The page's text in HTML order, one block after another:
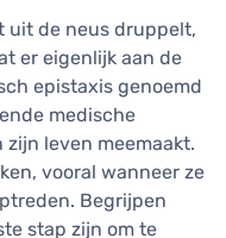
uit de neus druppelt,
er eigenlijk aan de
epistaxis genoemd
medische
leven meemaakt.
vooral wanneer ze
Begrijpen
stap zijn om te